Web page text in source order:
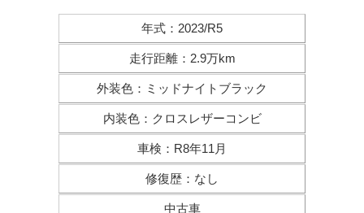
年式 ： 2023/R5
走行距離： 2.9万km
外装色 ： ミッドナイトブラック
内装色： クロスレザーコンビ
車検 ： R8年11月
修復歴 ： なし
中古車